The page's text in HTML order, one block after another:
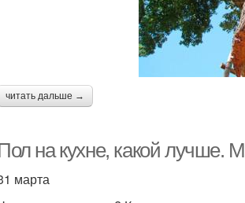
читать дальше →
на кухне, какой лучше.
марта